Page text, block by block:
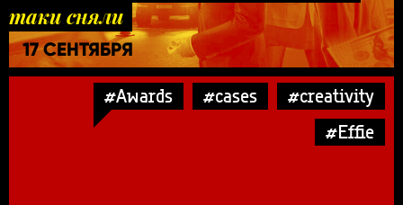
таки сняли
17 СЕНТЯБРЯ
#Awards #cases
#creativity
#Effie